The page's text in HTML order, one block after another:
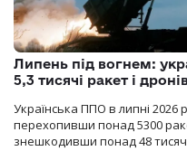
Липень під вогнем:
5,3 тисячі ракет і
Українська ППО в липні 2026
перехопивши понад 5300
знешкодивши понад 48